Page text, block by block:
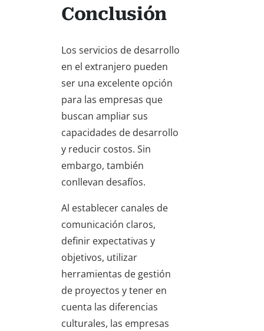
Conclusión
Los servicios de desarrollo
en el extranjero pueden
ser una excelente opción
para las empresas que
buscan ampliar sus
capacidades de desarrollo
y reducir costos. Sin
embargo, también
conllevan desafíos.
Al establecer canales de
comunicación claros,
definir expectativas y
objetivos, utilizar
herramientas de gestión
de proyectos y tener en
cuenta las diferencias
culturales, las empresas